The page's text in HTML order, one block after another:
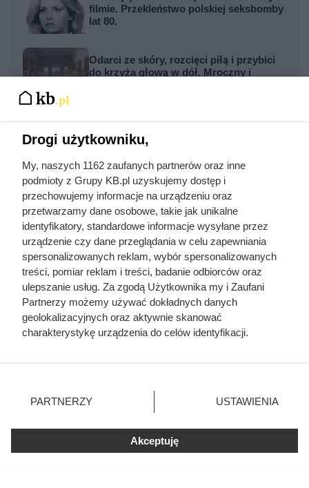
filmie. Przekleństwo polskiej seksbomby
lat 80.
Odarci ze skóry, rozcięci piłą i przybici
do krzyża głową w dół. Mroczny i
z rąk do rąk. Niewiarygodne losy słynnej
skandalistki
Jako nastolatka poślubiła 60-letniego
Jagiełłę. Na Wawelu podejrzewano ją o
romans z kilkoma mężczyznami
Żona Sienkiewicza uciekła podczas
podróży poślubnej. Powód do dziś
szokuje
Cennik usług remontowych 2026 - mamy
najświeższe ceny
Cennik gładzi gipsowej i szpachlowania ścian w
Drogi użytkowniku,
My, naszych 1162 zaufanych partnerów oraz inne
podmioty z Grupy KB.pl uzyskujemy dostęp i
przechowujemy informacje na urządzeniu oraz
przetwarzamy dane osobowe, takie jak unikalne
identyfikatory, standardowe informacje wysyłane przez
urządzenie czy dane przeglądania w celu zapewniania
spersonalizowanych reklam, wybór spersonalizowanych
treści, pomiar reklam i treści, badanie odbiorców oraz
ulepszanie usług. Za zgodą Użytkownika my i Zaufani
Partnerzy możemy używać dokładnych danych
geolokalizacyjnych oraz aktywnie skanować
charakterystykę urządzenia do celów identyfikacji.
zmienić/wycofać klikając przycisk ustawień prywatności
znajdujący się w lewym dolnym rogu strony. Niektóre
użytkownika, ale masz prawo sprzeciwić się takiemu
przetwarzaniu. Preferencje będą miały zastosowania tylko
PARTNERZY USTAWIENIA
Akceptuję